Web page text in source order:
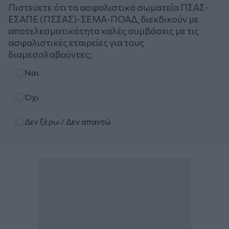
Πιστεύετε ότι τα ασφαλιστικά σωματεία ΠΣΑΣ-
ΕΣΑΠΕ (ΠΣΣΑΣ)-ΣΕΜΑ-ΠΟΑΔ, διεκδικούν με
αποτελεσματικότητα καλές συμβάσεις με τις
ασφαλιστικές εταιρείες για τους
διαμεσολαβούντες;
Ναι
Όχι
Δεν ξέρω / Δεν απαντώ